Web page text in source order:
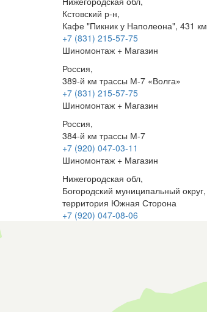
Кстовский р-н,
Кафе "Пикник у Наполеона", 431 км
+7 (831) 215-57-75
Шиномонтаж + Магазин
Россия,
389-й км трассы М-7 «Волга»
+7 (831) 215-57-75
Шиномонтаж + Магазин
Россия,
384-й км трассы М-7
+7 (920) 047-03-11
Шиномонтаж + Магазин
Нижегородская обл,
Богородский муниципальный округ,
территория Южная Сторона
+7 (920) 047-08-06